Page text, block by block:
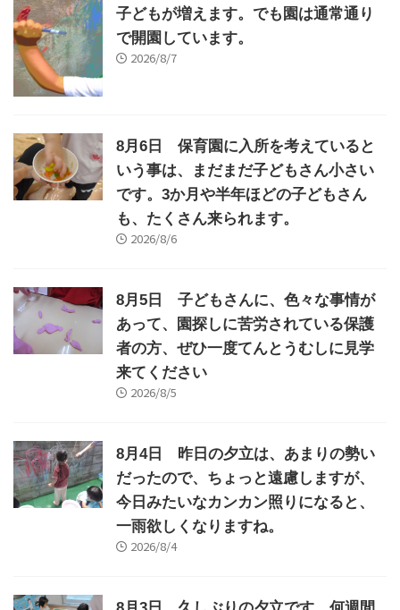
子どもが増えます。でも園は通常通り
で開園しています。
2026/8/7
8月6日 保育園に入所を考えていると
いう事は、まだまだ子どもさん小さい
です。3か月や半年ほどの子どもさん
も、たくさん来られます。
2026/8/6
8月5日 子どもさんに、色々な事情が
あって、園探しに苦労されている保護
者の方、ぜひ一度てんとうむしに見学
来てください
2026/8/5
8月4日 昨日の夕立は、あまりの勢い
だったので、ちょっと遠慮しますが、
今日みたいなカンカン照りになると、
一雨欲しくなりますね。
2026/8/4